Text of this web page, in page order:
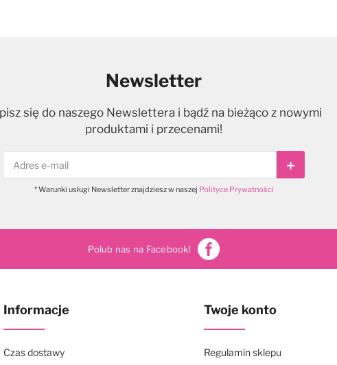
Newsletter
się do naszego Newslettera i bądź na bieżąco z nowymi
produktami i przecenami!
Subskrybuj
* Warunki usługi Newsletter znajdziesz w naszej Polityce Prywatności
Polub nas na Facebook!
Informacje
Czas dostawy
Twoje konto
Regulamin sklepu